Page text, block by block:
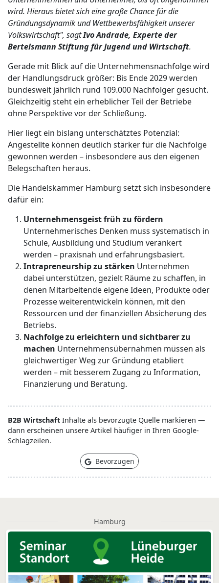
wird. Hieraus bietet sich eine große Chance für die
Gründungsdynamik und Wettbewerbsfähigkeit unserer
Volkswirtschaft", sagtIvo Andrade, Experte der
Bertelsmann Stiftung für Jugend und Wirtschaft.
Gerade mit Blick auf die Unternehmensnachfolge wird
der Handlungsdruck größer: Bis Ende 2029 werden
bundesweit jährlich rund 109.000 Nachfolger gesucht.
Gleichzeitig steht ein erheblicher Teil der Betriebe
ohne Perspektive vor der Schließung.
Hier liegt ein bislang unterschätztes Potenzial:
Angestellte können deutlich stärker für die Nachfolge
gewonnen werden – insbesondere aus den eigenen
Belegschaften heraus.
Die Handelskammer Hamburg setzt sich insbesondere
dafür ein:
Unternehmensgeist früh zu fördern
Unternehmerisches Denken muss systematisch in
Schule, Ausbildung und Studium verankert
werden – praxisnah und erfahrungsbasiert.
Intrapreneurship zu stärken Unternehmen
dabei unterstützen, gezielt Räume zu schaffen, in
denen Mitarbeitende eigene Ideen, Produkte oder
Prozesse weiterentwickeln können, mit den
Ressourcen und der finanziellen Absicherung des
Betriebs.
Nachfolge zu erleichtern und sichtbarer zu
machen Unternehmensübernahmen müssen als
gleichwertiger Weg zur Gründung etabliert
werden – mit besserem Zugang zu Information,
Finanzierung und Beratung.
B2B Wirtschaft Inhalte als bevorzugte Quelle markieren —
dann erscheinen unsere Artikel häufiger in Ihren Google-
Schlagzeilen.
Bevorzugen
Hamburg